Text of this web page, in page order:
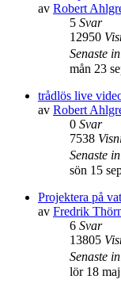
av Robert
5 Svar
12950
Senaste
mån 23
trådlös live
av Robert
0 Svar
7538
Senaste
sön 15
Projektera på
av Fredrik
6 Svar
13805
Senaste
lör 18